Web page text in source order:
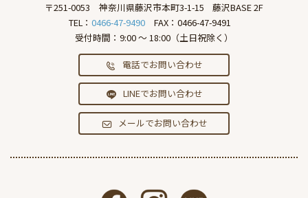
〒251-0053 神奈川県藤沢市本町3-1-15
藤沢BASE 2F
TEL： 0466-47-9490
FAX：0466-47-9491
受付時間：9:00 ～ 18:00（土日祝除く）
電話でお問い合わせ
LINEでお問い合わせ
メールでお問い合わせ